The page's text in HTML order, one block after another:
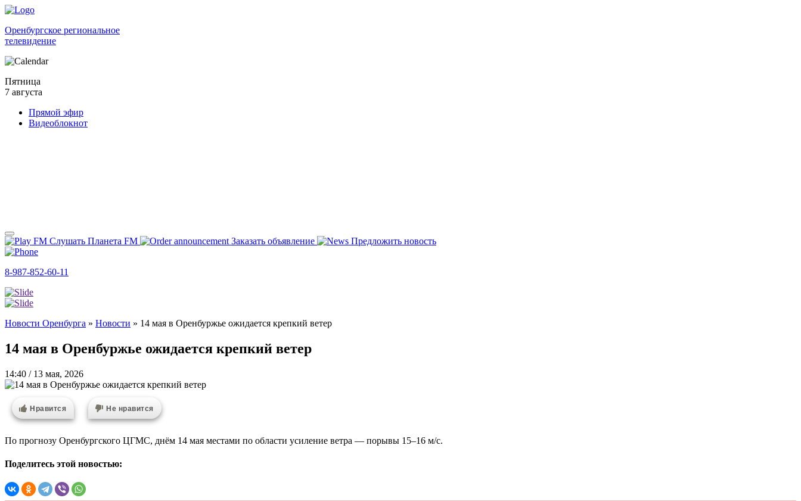
Оренбургское региональное
телевидение
Пятница
7 августа
Прямой эфир
Видеоблокнот
Слушать Планета FM Заказать объявление Предложить новость
8-987-852-60-11
Новости Оренбурга » Новости » 14 мая в Оренбуржье ожидается крепкий ветер
14 мая в Оренбуржье ожидается крепкий ветер
14:40 / 13 мая, 2026
Нравится Не нравится
По прогнозу Оренбургского ЦГМС, днём 14 мая местами по области усиление ветра — порывы 15–16 м/с.
Поделитесь этой новостью: